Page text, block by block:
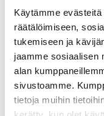
Käytämme
räätälöimiseen,
tukemiseen ja
jaamme sosiaalisen
alan
sivustoamme.
tietoja muihin
kustakin finaaliin.
- Mikäli karsintoja
kustakin finaaliin.
- Mikäli karsintoja
parasta kustakin
karsintapisteillä
sijoittunutta